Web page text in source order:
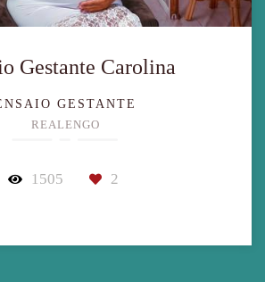
Gestante Carolina
GESTANTE
REALENGO
1505 2